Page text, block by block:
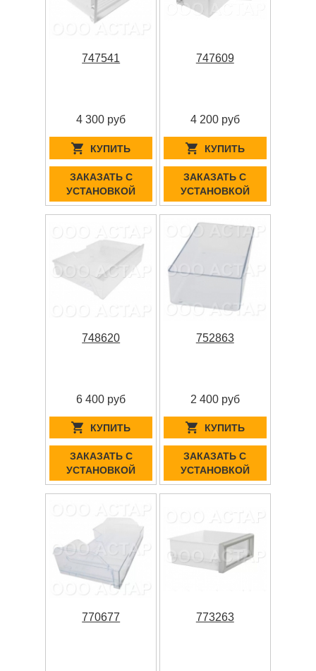
747541
4 300 руб
КУПИТЬ
ЗАКАЗАТЬ С
УСТАНОВКОЙ
747609
4 200 руб
КУПИТЬ
ЗАКАЗАТЬ С
УСТАНОВКОЙ
748620
6 400 руб
КУПИТЬ
ЗАКАЗАТЬ С
УСТАНОВКОЙ
752863
2 400 руб
КУПИТЬ
ЗАКАЗАТЬ С
УСТАНОВКОЙ
770677 773263